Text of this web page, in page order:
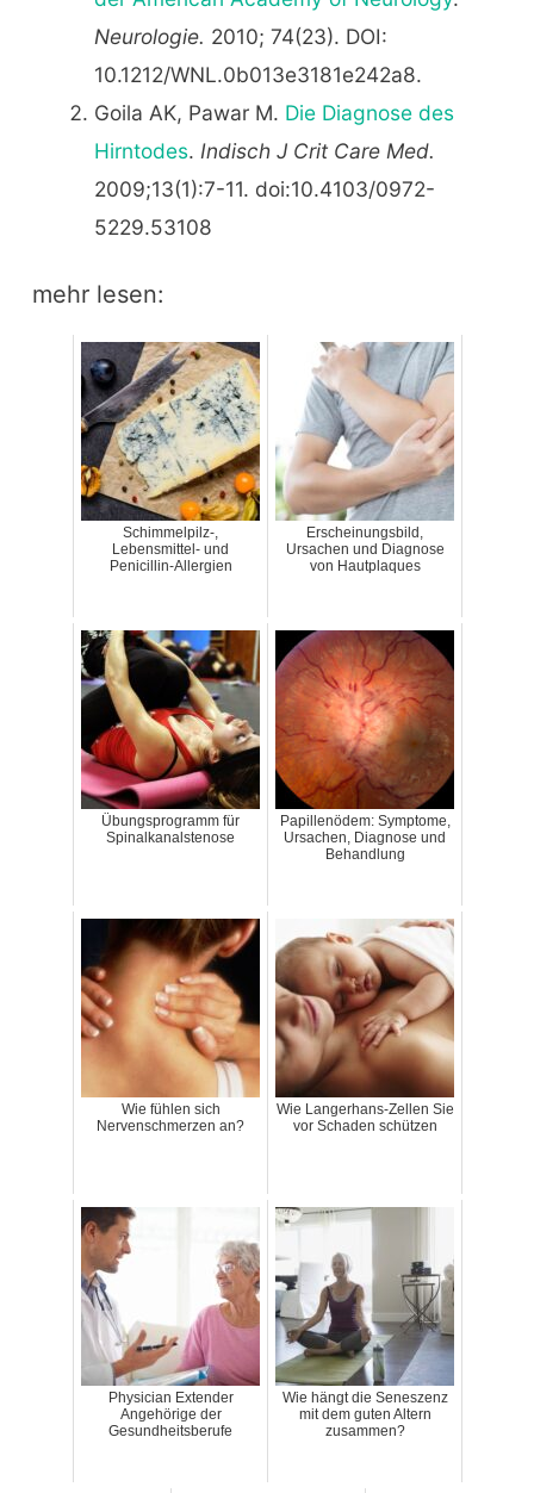
Neurologie. 2010; 74(23). DOI:
10.1212/WNL.0b013e3181e242a8.
Goila AK, Pawar M. Die Diagnose des
Hirntodes. Indisch J Crit Care Med.
2009;13(1):7-11. doi:10.4103/0972-
5229.53108
mehr lesen:
Schimmelpilz-,
Lebensmittel- und
Penicillin-Allergien
Erscheinungsbild,
Ursachen und Diagnose
von Hautplaques
Übungsprogramm für
Spinalkanalstenose
Papillenödem: Symptome,
Ursachen, Diagnose und
Behandlung
Wie fühlen sich
Nervenschmerzen an?
Wie Langerhans-Zellen Sie
vor Schaden schützen
Physician Extender
Angehörige der
Gesundheitsberufe
Wie hängt die Seneszenz
mit dem guten Altern
zusammen?